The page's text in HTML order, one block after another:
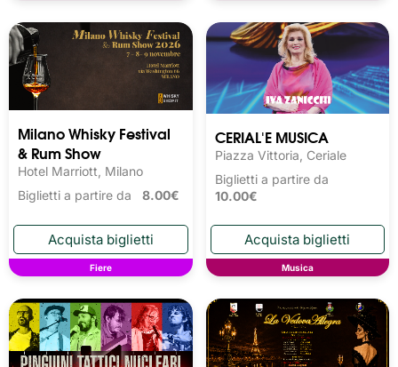
Milano Whisky Festival
& Rum Show
Hotel Marriott, Milano
Biglietti a partire da 8.00€
Fiere
CERIAL'E MUSICA
Piazza Vittoria, Ceriale
Biglietti a partire da
10.00€
Musica